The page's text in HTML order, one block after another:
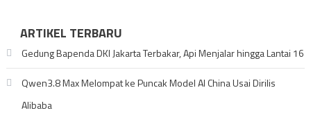
ARTIKEL TERBARU
Gedung Bapenda DKI Jakarta Terbakar, Api Menjalar hingga Lantai 16
Qwen3.8 Max Melompat ke Puncak Model AI China Usai Dirilis
Alibaba